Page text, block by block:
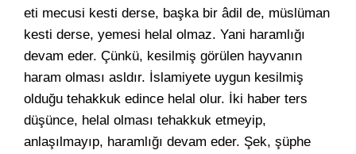
eti mecusi kesti derse, başka bir âdil de, müslüman
kesti derse, yemesi helal olmaz. Yani haramlığı
devam eder. Çünkü, kesilmiş görülen hayvanın
haram olması asldır. İslamiyete uygun kesilmiş
olduğu tehakkuk edince helal olur. İki haber ters
düşünce, helal olması tehakkuk etmeyip,
anlaşılmayıp, haramlığı devam eder. Şek, şüphe